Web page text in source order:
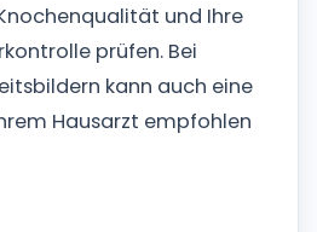
und Ihre
prüfen. Bei
kann auch eine
Hausarzt empfohlen